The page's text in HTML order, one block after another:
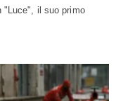
"Luce", il suo primo